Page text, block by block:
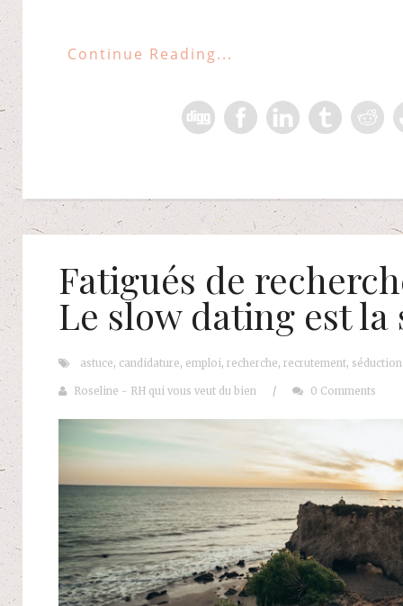
Continue Reading...
Fatigués de
Le slow dating est
astuce, candidature, emploi, recherche, recrutement, séduction
Roseline - RH qui vous veut du bien / 0 Comments